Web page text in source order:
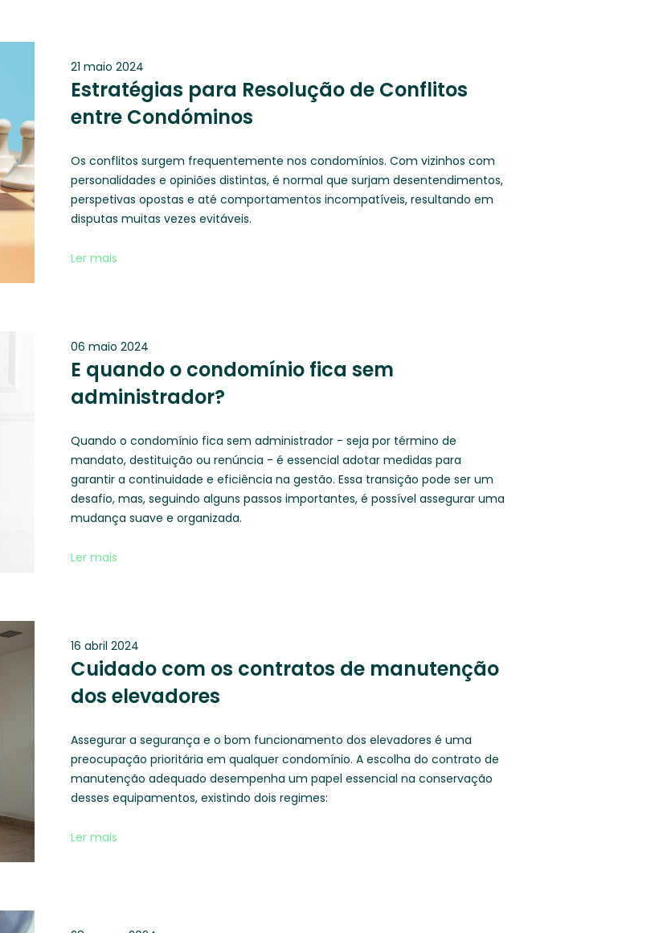
21 maio 2024
Estratégias para Resolução de Conflitos
entre Condóminos
Os conflitos surgem frequentemente nos condomínios. Com vizinhos com
personalidades e opiniões distintas, é normal que surjam desentendimentos,
perspetivas opostas e até comportamentos incompatíveis, resultando em
disputas muitas vezes evitáveis.
Ler mais
06 maio 2024
E quando o condomínio fica sem
administrador?
Quando o condomínio fica sem administrador - seja por término de
mandato, destituição ou renúncia - é essencial adotar medidas para
garantir a continuidade e eficiência na gestão. Essa transição pode ser um
desafio, mas, seguindo alguns passos importantes, é possível assegurar uma
mudança suave e organizada.
Ler mais
16 abril 2024
Cuidado com os contratos de manutenção
dos elevadores
Assegurar a segurança e o bom funcionamento dos elevadores é uma
preocupação prioritária em qualquer condomínio. A escolha do contrato de
manutenção adequado desempenha um papel essencial na conservação
desses equipamentos, existindo dois regimes:
Ler mais